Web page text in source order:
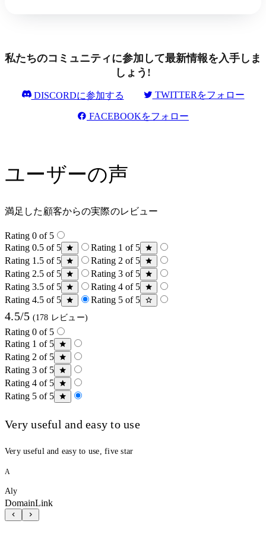
私たちのコミュニティに参加して最新情報を入手しま
しょう!
DISCORDに参加する TWITTERをフォロー
FACEBOOKをフォロー
ユーザーの声
満足した顧客からの実際のレビュー
Rating 0 of 5
Rating 0.5 of 5
Rating 1 of 5
Rating 1.5 of 5
Rating 2 of 5
Rating 2.5 of 5
Rating 3 of 5
Rating 3.5 of 5
Rating 4 of 5
Rating 4.5 of 5
Rating 5 of 5
4.5/5 (178 レビュー)
Rating 0 of 5
Rating 1 of 5
Rating 2 of 5
Rating 3 of 5
Rating 4 of 5
Rating 5 of 5
Very useful and easy to use
Very useful and easy to use, five star
A
Aly
DomainLink